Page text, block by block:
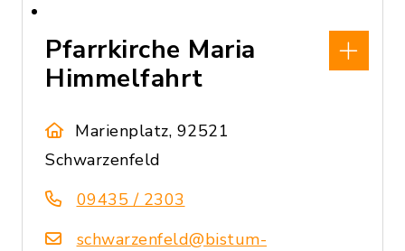
Pfarrkirche Maria
Himmelfahrt
Marienplatz, 92521
Schwarzenfeld
09435 / 2303
schwarzenfeld@bistum-